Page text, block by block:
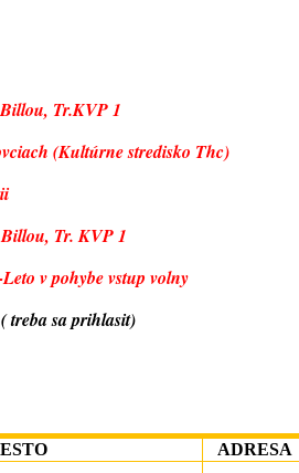
Tr.KVP 1
(Kultúrne stredisko Thc)
Tr. KVP 1
v pohybe vstup volny
( treba sa prihlasit)
ADRESA